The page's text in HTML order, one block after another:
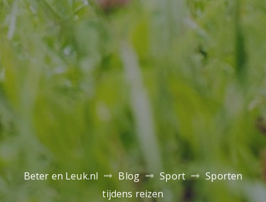
Beter en Leuk.nl Blog Sport
Sporten
tijdens reizen